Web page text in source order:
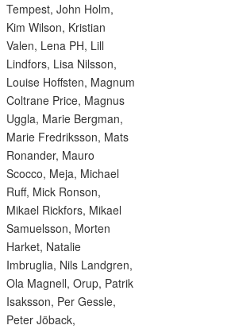
Tempest, John Holm,
Kim Wilson, Kristian
Valen, Lena PH, Lill
Lindfors, Lisa Nilsson,
Louise Hoffsten, Magnum
Coltrane Price, Magnus
Uggla, Marie Bergman,
Marie Fredriksson, Mats
Ronander, Mauro
Scocco, Meja, Michael
Ruff, Mick Ronson,
Mikael Rickfors, Mikael
Samuelsson, Morten
Harket, Natalie
Imbruglia, Nils Landgren,
Ola Magnell, Orup, Patrik
Isaksson, Per Gessle,
Peter Jöback,